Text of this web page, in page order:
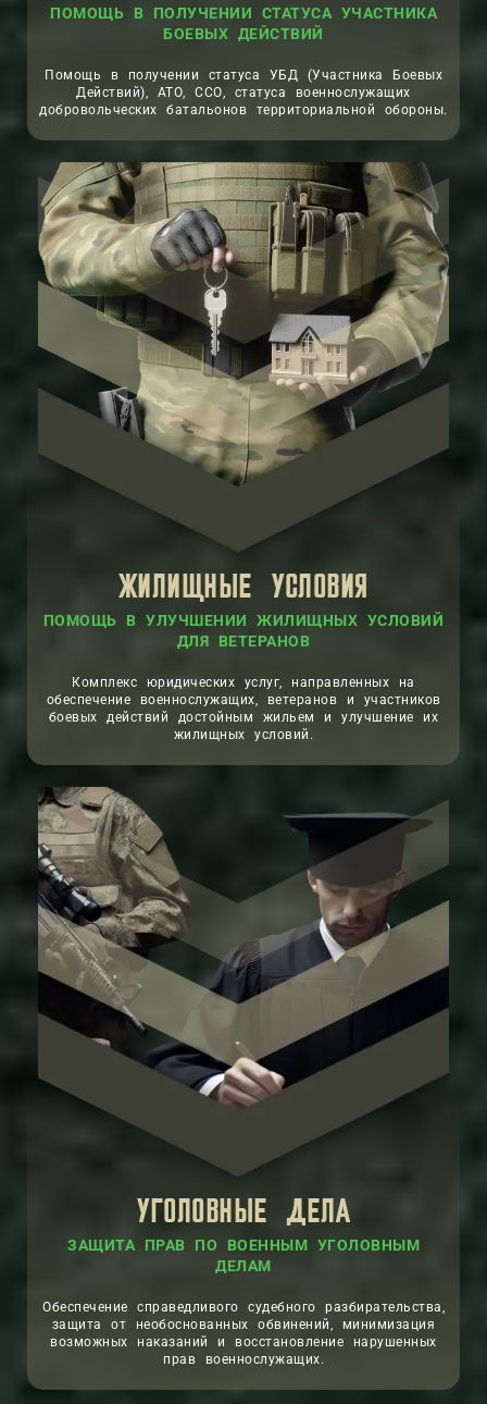
ПОМОЩЬ В ПОЛУЧЕНИИ СТАТУСА УЧАСТНИКА
БОЕВЫХ ДЕЙСТВИЙ
Помощь в получении статуса УБД (Участника Боевых
Действий), АТО, ССО, статуса военнослужащих
добровольческих батальонов территориальной обороны.
ЖИЛИЩНЫЕ УСЛОВИЯ
ПОМОЩЬ В УЛУЧШЕНИИ ЖИЛИЩНЫХ УСЛОВИЙ
ДЛЯ ВЕТЕРАНОВ
Комплекс юридических услуг, направленных на
обеспечение военнослужащих, ветеранов и участников
боевых действий достойным жильем и улучшение их
жилищных условий.
УГОЛОВНЫЕ ДЕЛА
ЗАЩИТА ПРАВ ПО ВОЕННЫМ УГОЛОВНЫМ
ДЕЛАМ
Обеспечение справедливого судебного разбирательства,
защита от необоснованных обвинений, минимизация
возможных наказаний и восстановление нарушенных
прав военнослужащих.